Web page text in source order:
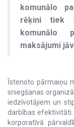
komunālo
rēķini tiek
komunālo
maksājumi
Īstenoto pārmaiņu
sniegšanas
iedzīvotājiem un
darbības
korporatīvā